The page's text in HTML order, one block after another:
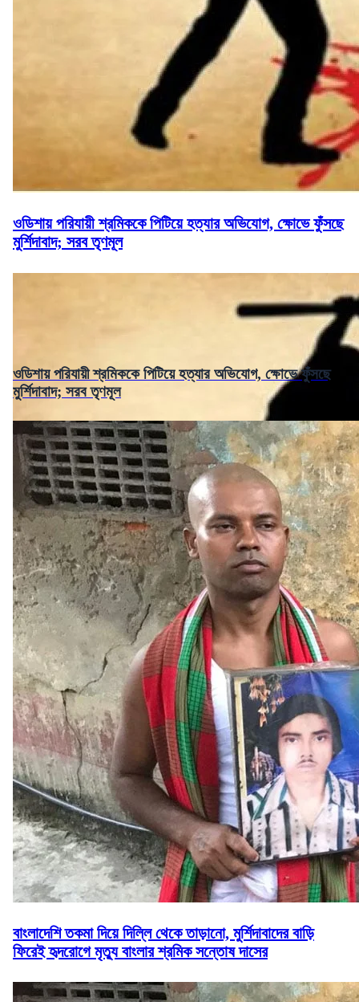
ওডিশায় পরিযায়ী শ্রমিককে পিটিয়ে হত্যার অভিযোগ, ক্ষোভে ফুঁসছে
মুর্শিদাবাদ; সরব তৃণমূল
ওডিশায় পরিযায়ী শ্রমিককে পিটিয়ে হত্যার অভিযোগ, ক্ষোভে ফুঁসছে
মুর্শিদাবাদ; সরব তৃণমূল
বাংলাদেশি তকমা দিয়ে দিল্লি থেকে তাড়ানো, মুর্শিদাবাদের বাড়ি
ফিরেই হৃদরোগে মৃত্যু বাংলার শ্রমিক সন্তোষ দাসের